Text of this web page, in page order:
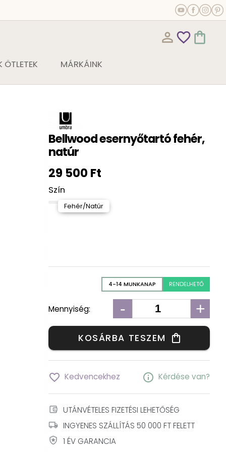
person_outline favorite_outline shopping_bag
MÁRKÁINK
Bellwood esernyőtartó fehér,
natúr
29 500 Ft
Szín
Fehér/Natúr
4-14 MUNKANAP RENDELHETŐ
Mennyiség: - +
KOSÁRBA TESZEM shopping_bag
favorite_border Kedvencekhez info Kérdése van?
account_balance_wallet UTÁNVÉTELES FIZETÉSI LEHETŐSÉG
local_shipping INGYENES SZÁLLÍTÁS 50 000 FT FELETT
local_police 1 ÉV GARANCIA